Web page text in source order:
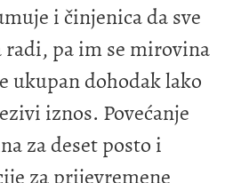
i činjenica da sve
pa im se mirovina
ukupan dohodak lako
iznos. Povećanje
za deset posto i
za prijevremene